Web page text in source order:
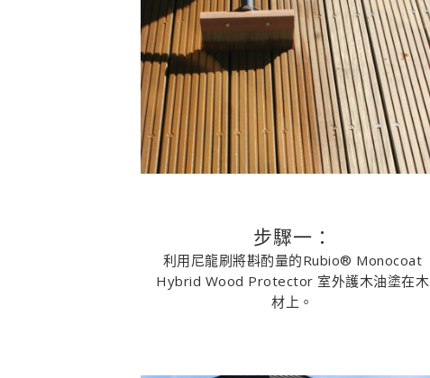
步驟一：
利用尼龍刷將斟酌量的Rubio® Monocoat
Hybrid Wood Protector 室外護木油塗在木
材上。